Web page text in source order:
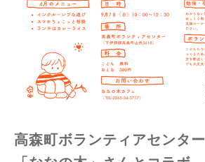
高森町ボランティアセンター